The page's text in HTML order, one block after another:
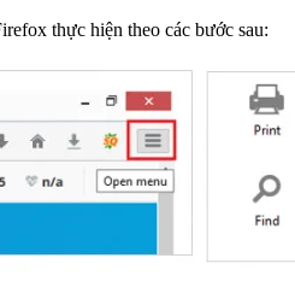
thực hiện theo các bước sau: